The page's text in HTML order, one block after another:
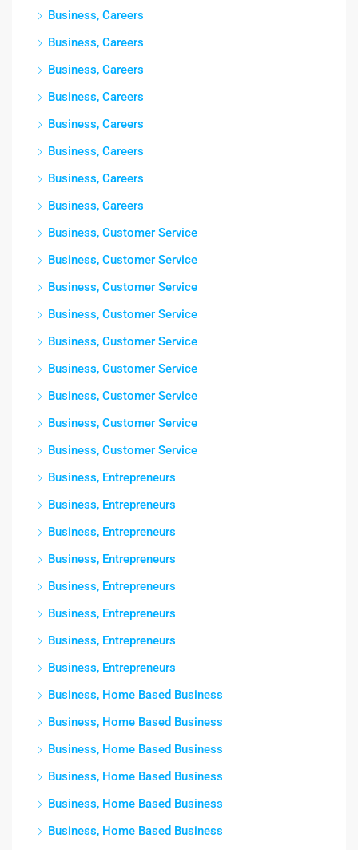
Business, Careers
Business, Careers
Business, Careers
Business, Careers
Business, Careers
Business, Careers
Business, Careers
Business, Careers
Business, Customer Service
Business, Customer Service
Business, Customer Service
Business, Customer Service
Business, Customer Service
Business, Customer Service
Business, Customer Service
Business, Customer Service
Business, Customer Service
Business, Entrepreneurs
Business, Entrepreneurs
Business, Entrepreneurs
Business, Entrepreneurs
Business, Entrepreneurs
Business, Entrepreneurs
Business, Entrepreneurs
Business, Entrepreneurs
Business, Home Based Business
Business, Home Based Business
Business, Home Based Business
Business, Home Based Business
Business, Home Based Business
Business, Home Based Business